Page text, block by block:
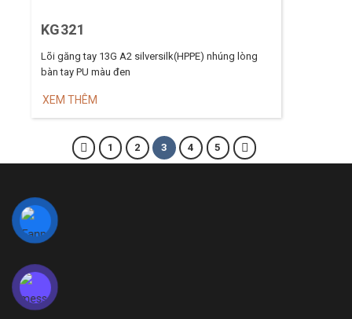
KG321
Lõi găng tay 13G A2 silversilk(HPPE) nhúng lòng
bàn tay PU màu đen
XEM THÊM
1 2 3 4 5